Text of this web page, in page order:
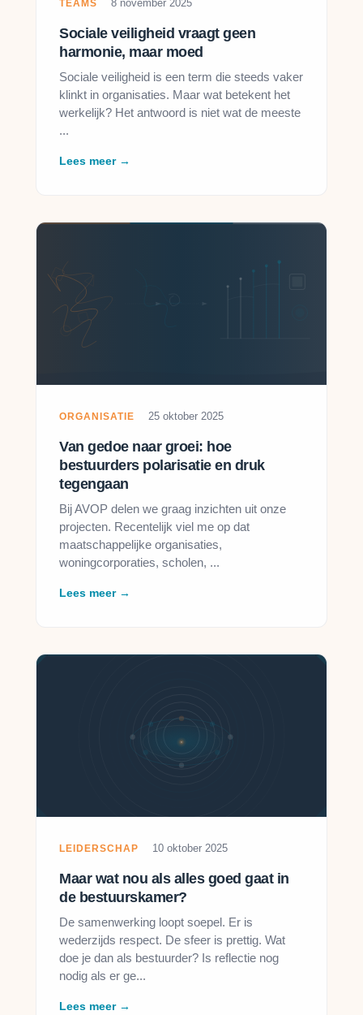
TEAMS 8 november 2025
Sociale veiligheid vraagt geen
harmonie, maar moed
Sociale veiligheid is een term die steeds vaker
klinkt in organisaties. Maar wat betekent het
werkelijk? Het antwoord is niet wat de meeste
...
Lees meer →
ORGANISATIE 25 oktober 2025
Van gedoe naar groei: hoe
bestuurders polarisatie en druk
tegengaan
Bij AVOP delen we graag inzichten uit onze
projecten. Recentelijk viel me op dat
maatschappelijke organisaties,
woningcorporaties, scholen, ...
Lees meer →
LEIDERSCHAP 10 oktober 2025
Maar wat nou als alles goed gaat in
de bestuurskamer?
De samenwerking loopt soepel. Er is
wederzijds respect. De sfeer is prettig. Wat
doe je dan als bestuurder? Is reflectie nog
nodig als er ge...
Lees meer →